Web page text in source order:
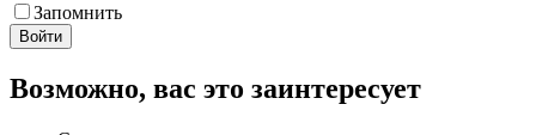
Запомнить
Войти
Возможно, вас это заинтересует